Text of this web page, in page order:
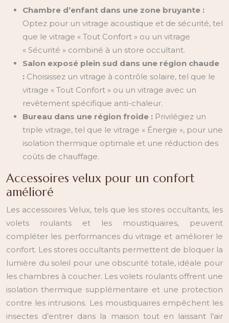
Chambre d’enfant dans une zone bruyante :
Optez pour un vitrage acoustique et de sécurité, tel
que le vitrage « Tout Confort » ou un vitrage
« Sécurité » combiné à un store occultant.
Salon exposé plein sud dans une région chaude
: Choisissez un vitrage à contrôle solaire, tel que le
vitrage « Tout Confort » ou un vitrage avec un
revêtement spécifique anti-chaleur.
Bureau dans une région froide : Privilégiez un
triple vitrage, tel que le vitrage « Énergie », pour une
isolation thermique optimale et une réduction des
coûts de chauffage.
Accessoires velux pour un confort
amélioré
Les accessoires Velux, tels que les stores occultants, les
volets roulants et les moustiquaires, peuvent
compléter les performances du vitrage et améliorer le
confort. Les stores occultants permettent de bloquer la
lumière du soleil pour une obscurité totale, idéale pour
les chambres à coucher. Les volets roulants offrent une
isolation thermique supplémentaire et une protection
contre les intrusions. Les moustiquaires empêchent les
insectes d’entrer dans la maison tout en laissant l’air